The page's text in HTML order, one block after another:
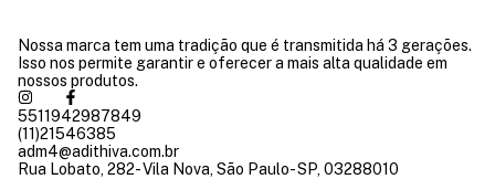
Nossa marca tem uma tradição que é transmitida há 3 gerações.
Isso nos permite garantir e oferecer a mais alta qualidade em
nossos produtos.
5511942987849
(11)21546385
adm4@adithiva.com.br
Rua Lobato, 282- Vila Nova, São Paulo- SP, 03288010